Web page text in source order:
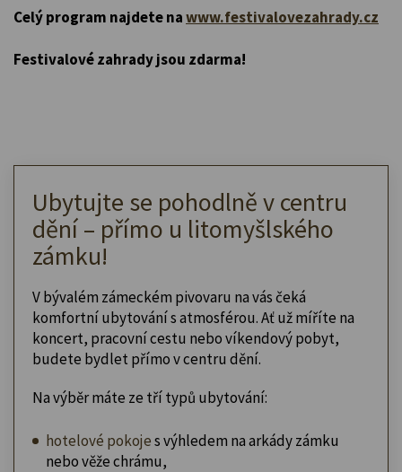
Celý program najdete nawww.festivalovezahrady.cz
Festivalové zahrady jsou zdarma!
Ubytujte se pohodlně v centru
dění – přímo u litomyšlského
zámku!
V bývalém zámeckém pivovaru na vás čeká
komfortní ubytování s atmosférou. Ať už míříte na
koncert, pracovní cestu nebo víkendový pobyt,
budete bydlet přímo v centru dění.
Na výběr máte ze tří typů ubytování:
hotelové pokojes výhledem na arkády zámku
nebo věže chrámu,